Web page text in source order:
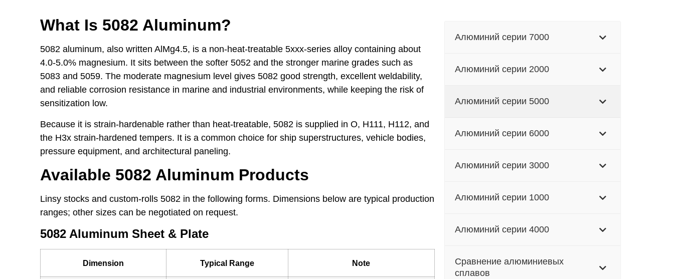
What Is 5082 Aluminum?
5082 aluminum, also written AlMg4.5, is a non-heat-treatable 5xxx-series alloy containing about
4.0-5.0% magnesium. It sits between the softer 5052 and the stronger marine grades such as
5083 and 5059. The moderate magnesium level gives 5082 good strength, excellent weldability,
and reliable corrosion resistance in marine and industrial environments, while keeping the risk of
sensitization low.
Because it is strain-hardenable rather than heat-treatable, 5082 is supplied in O, H111, H112, and
the H3x strain-hardened tempers. It is a common choice for ship superstructures, vehicle bodies,
pressure equipment, and architectural paneling.
Available 5082 Aluminum Products
Linsy stocks and custom-rolls 5082 in the following forms. Dimensions below are typical production
ranges; other sizes can be negotiated on request.
5082 Aluminum Sheet & Plate
Dimension Typical Range Note
Алюминий серии 7000
Алюминий серии 2000
Алюминий серии 5000
Алюминий серии 6000
Алюминий серии 3000
Алюминий серии 1000
Алюминий серии 4000
Сравнение алюминиевых
сплавов